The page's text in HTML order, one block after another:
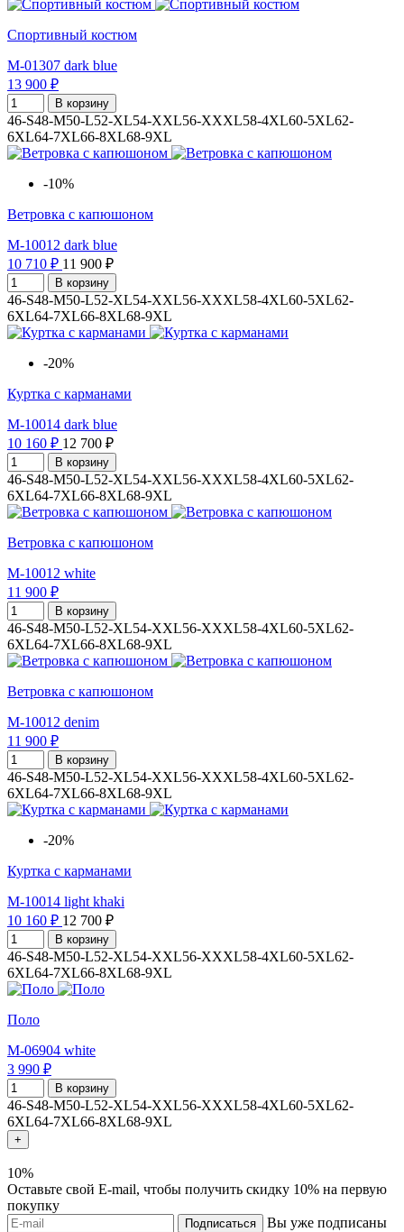
Спортивный костюм
M-01307 dark blue
13 900 ₽
В корзину
46-S48-M50-L52-XL54-XXL56-XXXL58-4XL60-5XL62-
6XL64-7XL66-8XL68-9XL
-10%
Ветровка с капюшоном
M-10012 dark blue
10 710 ₽ 11 900 ₽
В корзину
46-S48-M50-L52-XL54-XXL56-XXXL58-4XL60-5XL62-
6XL64-7XL66-8XL68-9XL
-20%
Куртка с карманами
M-10014 dark blue
10 160 ₽ 12 700 ₽
В корзину
46-S48-M50-L52-XL54-XXL56-XXXL58-4XL60-5XL62-
6XL64-7XL66-8XL68-9XL
Ветровка с капюшоном
M-10012 white
11 900 ₽
В корзину
46-S48-M50-L52-XL54-XXL56-XXXL58-4XL60-5XL62-
6XL64-7XL66-8XL68-9XL
Ветровка с капюшоном
M-10012 denim
11 900 ₽
В корзину
46-S48-M50-L52-XL54-XXL56-XXXL58-4XL60-5XL62-
6XL64-7XL66-8XL68-9XL
-20%
Куртка с карманами
M-10014 light khaki
10 160 ₽ 12 700 ₽
В корзину
46-S48-M50-L52-XL54-XXL56-XXXL58-4XL60-5XL62-
6XL64-7XL66-8XL68-9XL
Поло
M-06904 white
3 990 ₽
В корзину
46-S48-M50-L52-XL54-XXL56-XXXL58-4XL60-5XL62-
6XL64-7XL66-8XL68-9XL
+
10%
Оставьте свой E-mail, чтобы получить скидку 10% на первую
покупку
Подписаться
Вы уже подписаны